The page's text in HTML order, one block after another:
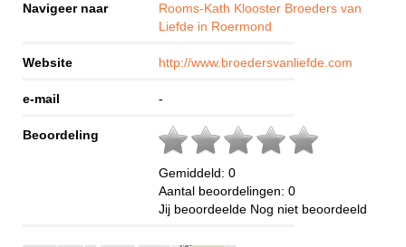
Navigeer naar
Rooms-Kath Klooster Broeders van
Liefde in Roermond
Website http://www.broedersvanliefde.com
e-mail -
Beoordeling
Gemiddeld: 0
Aantal beoordelingen: 0
Jij beoordeelde Nog niet beoordeeld